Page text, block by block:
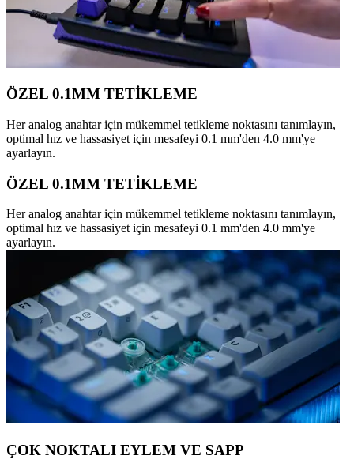
ÖZEL 0.1MM TETİKLEME
Her analog anahtar için mükemmel tetikleme noktasını tanımlayın,
optimal hız ve hassasiyet için mesafeyi 0.1 mm'den 4.0 mm'ye
ayarlayın.
ÖZEL 0.1MM TETİKLEME
Her analog anahtar için mükemmel tetikleme noktasını tanımlayın,
optimal hız ve hassasiyet için mesafeyi 0.1 mm'den 4.0 mm'ye
ayarlayın.
ÇOK NOKTALI EYLEM VE SAPP